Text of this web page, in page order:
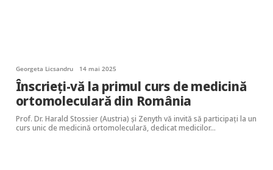
Georgeta Licsandru 14 mai 2025
Înscrieți-vă la primul curs de medicină
ortomoleculară din România
Prof. Dr. Harald Stossier (Austria) și Zenyth vă invită să participați la un
curs unic de medicină ortomoleculară, dedicat medicilor…